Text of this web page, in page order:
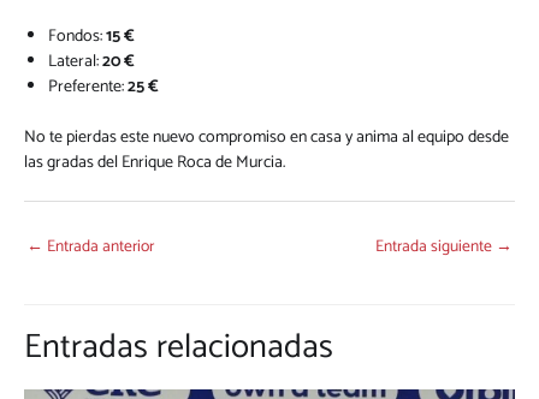
Fondos:15 €
Lateral:20 €
Preferente:25 €
No te pierdas este nuevo compromiso en casa y anima al equipo desde
las gradas del Enrique Roca de Murcia.
← Entrada anterior Entrada siguiente →
Entradas relacionadas